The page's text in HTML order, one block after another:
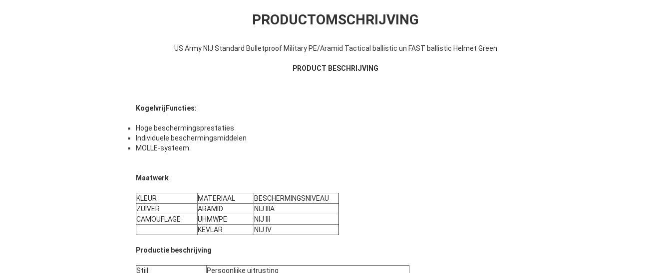
PRODUCTOMSCHRIJVING
US Army NIJ Standard Bulletproof Military PE/Aramid Tactical ballistic un FAST ballistic Helmet Green
PRODUCT BESCHRIJVING
Kogelvrij Functies:
Hoge beschermingsprestaties
Individuele beschermingsmiddelen
MOLLE-systeem
Maatwerk
KLEUR MATERIAAL
BESCHERMINGSNIVEAU
ZUIVER
ARAMID
NIJ IIIA
CAMOUFLAGE
UHMWPE
NIJ III
KEVLAR
NIJ IV
Productie beschrijving
Stijl:
Persoonlijke uitrusting